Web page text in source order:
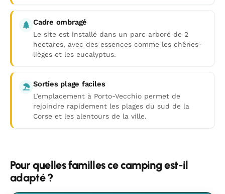
Cadre ombragé
Le site est installé dans un parc arboré de 2
hectares, avec des essences comme les chênes-
lièges et les eucalyptus.
Sorties plage faciles
L’emplacement à Porto-Vecchio permet de
rejoindre rapidement les plages du sud de la
Corse et les alentours de la ville.
Pour quelles familles ce camping est-il
adapté ?